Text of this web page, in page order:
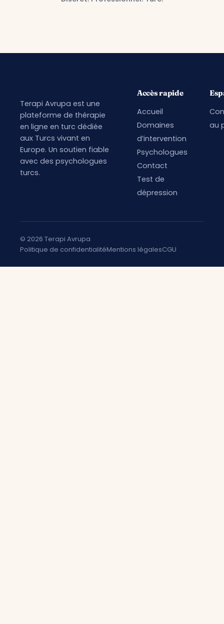
Terapi Avrupa est une
plateforme de thérapie
en ligne en turc dédiée
aux Turcs vivant en
Europe. Un soutien fiable
avec des psychologues
turcs.
Accès rapide
Accueil
Domaines
d’intervention
Psychologues
Contact
Test de
dépression
au
© 2026 Terapi Avrupa
Politique de confidentialitéMentions légalesCGU